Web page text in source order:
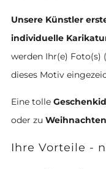
Unsere Künstler
individuelle
werden Ihr(e) Foto(s)
dieses Motiv
Eine tolle
oder zu Weihnachten
Ihre Vorteile -